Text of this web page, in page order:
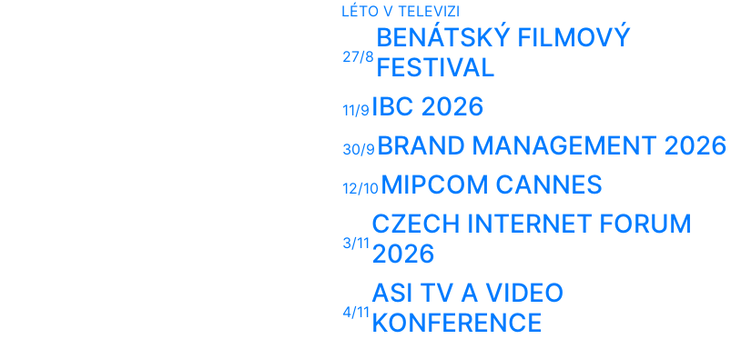
LÉTO V TELEVIZI
27/8
BENÁTSKÝ FILMOVÝ
FESTIVAL
11/9 IBC 2026
30/9 BRAND MANAGEMENT 2026
12/10 MIPCOM CANNES
3/11
CZECH INTERNET FORUM
2026
4/11
ASI TV A VIDEO
KONFERENCE